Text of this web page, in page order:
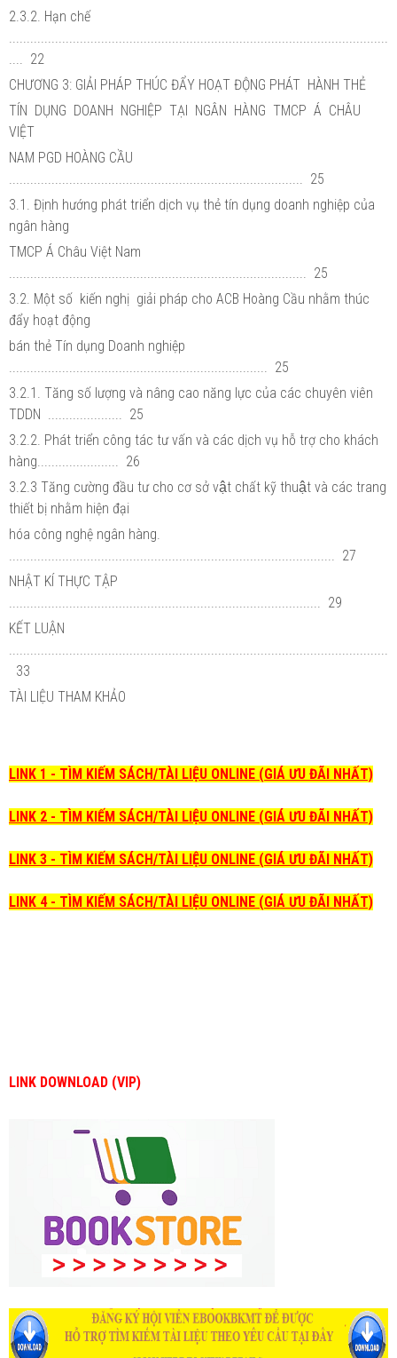
2.3.2. Hạn chế
.... 22
CHƯƠNG 3: GIẢI PHÁP THÚC ĐẨY HOẠT ĐỘNG PHÁT HÀNH THẺ
TÍN DỤNG DOANH NGHIỆP TẠI NGÂN HÀNG TMCP Á CHÂU
VIỆT
NAM PGD HOÀNG CẦU
................................................................................... 25
3.1. Định hướng phát triển dịch vụ thẻ tín dụng doanh nghiệp của
ngân hàng
TMCP Á Châu Việt Nam
.................................................................................... 25
3.2. Một số kiến nghị giải pháp cho ACB Hoàng Cầu nhằm thúc
đẩy hoạt động
bán thẻ Tín dụng Doanh nghiệp
......................................................................... 25
3.2.1. Tăng số lượng và nâng cao năng lực của các chuyên viên
TDDN ..................... 25
3.2.2. Phát triển công tác tư vấn và các dịch vụ hỗ trợ cho khách
hàng....................... 26
3.2.3 Tăng cường đầu tư cho cơ sở vật chất kỹ thuật và các trang
thiết bị nhằm hiện đại
hóa công nghệ ngân hàng.
............................................................................................ 27
NHẬT KÍ THỰC TẬP
........................................................................................ 29
KẾT LUẬN
33
TÀI LIỆU THAM KHẢO
LINK 1 - TÌM KIẾM SÁCH/TÀI LIỆU ONLINE (GIÁ ƯU ĐÃI NHẤT)
LINK 2 - TÌM KIẾM SÁCH/TÀI LIỆU ONLINE (GIÁ ƯU ĐÃI NHẤT)
LINK 3 - TÌM KIẾM SÁCH/TÀI LIỆU ONLINE (GIÁ ƯU ĐÃI NHẤT)
LINK 4 - TÌM KIẾM SÁCH/TÀI LIỆU ONLINE (GIÁ ƯU ĐÃI NHẤT)
LINK DOWNLOAD (VIP)